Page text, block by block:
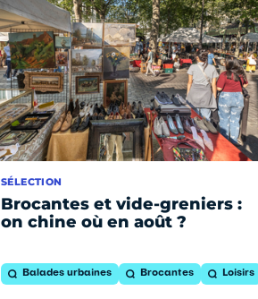
SÉLECTION
Brocantes et vide-greniers :
on chine où en août ?
Balades urbaines Brocantes Loisirs